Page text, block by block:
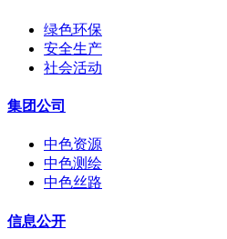
绿色环保
安全生产
社会活动
集团公司
中色资源
中色测绘
中色丝路
信息公开